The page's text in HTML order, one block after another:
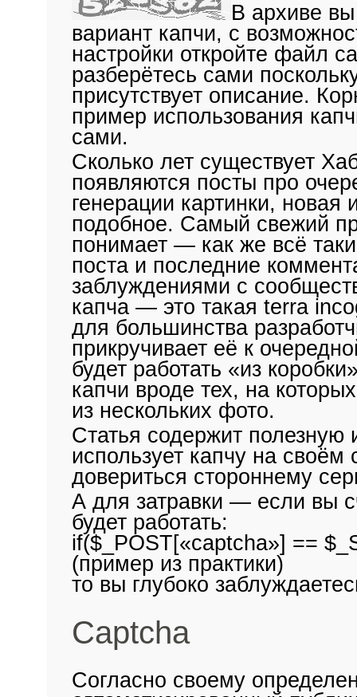
В архиве
вариант капчи, с
настройки откройте файл
разберётесь сами
присутствует описание.
пример использования
сами.
Сколько лет существует
появляются посты про
генерации картинки, новая
подобное. Самый свежий
понимает — как же всё
поста и последние
заблуждениями с
капча — это такая terra
для большинства
прикручивает её к
будет работать «из
капчи вроде тех, на
из нескольких фото.
Статья содержит
использует капчу на своём
довериться стороннему
А для затравки — если вы
будет работать:
if($_POST[«captcha»] ==
(пример из практики)
то вы глубоко
Captcha
Согласно своему